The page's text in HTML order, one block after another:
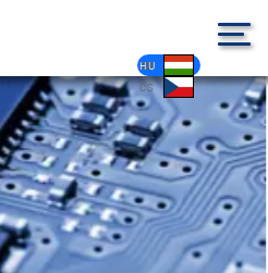
DE
EN
FR
ES
PL
IT
NL
HU
CS